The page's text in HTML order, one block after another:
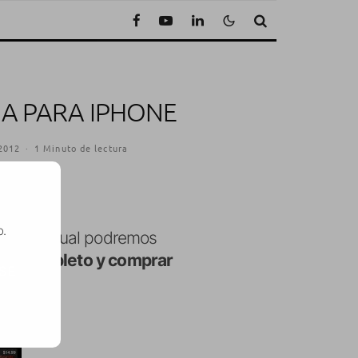
PARA IPHONE
· 1 Minuto de lectura
la cual podremos
completo y comprar